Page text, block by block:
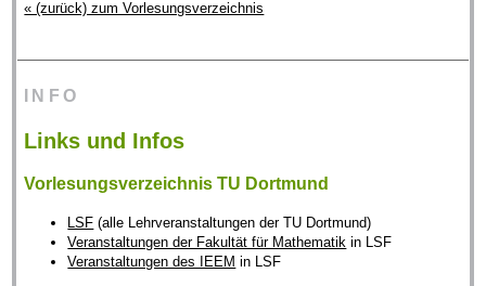
« (zurück) zum Vorlesungsverzeichnis
INFO
Links und Infos
Vorlesungsverzeichnis TU Dortmund
LSF (alle Lehrveranstaltungen der TU Dortmund)
Veranstaltungen der Fakultät für Mathematik in LSF
Veranstaltungen des IEEM in LSF